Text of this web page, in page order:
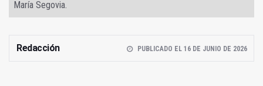
María Segovia.
Redacción PUBLICADO EL 16 DE JUNIO DE 2026